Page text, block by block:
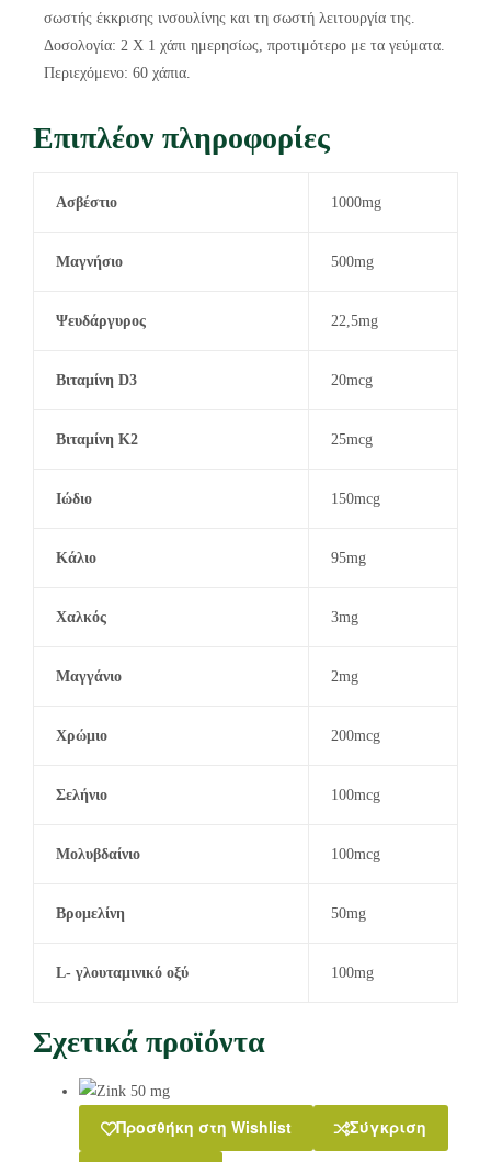
σωστής έκκρισης ινσουλίνης και τη σωστή λειτουργία της.
Δοσολογία: 2 Χ 1 χάπι ημερησίως, προτιμότερο με τα γεύματα.
Περιεχόμενο: 60 χάπια.
Επιπλέον πληροφορίες
Ασβέστιο 1000mg
Μαγνήσιο 500mg
Ψευδάργυρος 22,5mg
Βιταμίνη D3 20mcg
Βιταμίνη K2 25mcg
Ιώδιο 150mcg
Κάλιο 95mg
Χαλκός 3mg
Μαγγάνιο 2mg
Χρώμιο 200mcg
Σελήνιο 100mcg
Μολυβδαίνιο 100mcg
Βρομελίνη 50mg
L- γλουταμινικό οξύ 100mg
Σχετικά προϊόντα
Προσθήκη στη Wishlist Σύγκριση